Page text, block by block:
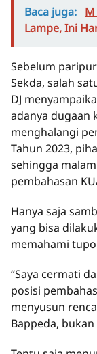
Baca juga:
Lampe, Ini
Sebelum
Sekda, salah
DJ
adanya dugaan
menghalangi
Tahun 2023,
sehingga
pembahasan
Hanya saja
yang bisa
memahami
“Saya cermati
posisi
menyusun
Bappeda, bukan